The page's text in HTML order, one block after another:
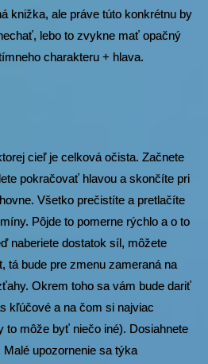
knižka, ale práve túto konkrétnu by
lebo to zvykne mať opačný
charakteru + hlava.
cieľ je celková očista. Začnete
pokračovať hlavou a skončíte pri
Všetko prečistíte a pretlačíte
Pôjde to pomerne rýchlo a o to
naberiete dostatok síl, môžete
tá bude pre zmenu zameraná na
Okrem toho sa vám bude dariť
kľúčové a na čom si najviac
to môže byť niečo iné). Dosiahnete
upozornenie sa týka